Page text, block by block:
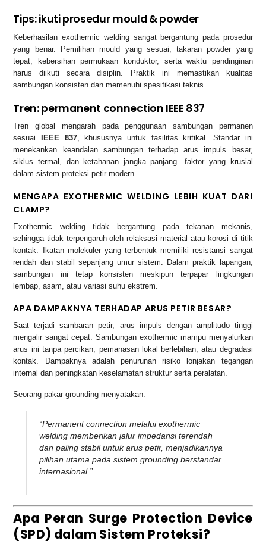
Tips: ikuti prosedur mould & powder
Keberhasilan exothermic welding sangat bergantung pada prosedur
yang benar. Pemilihan mould yang sesuai, takaran powder yang
tepat, kebersihan permukaan konduktor, serta waktu pendinginan
harus diikuti secara disiplin. Praktik ini memastikan kualitas
sambungan konsisten dan memenuhi spesifikasi teknis.
Tren: permanent connection IEEE 837
Tren global mengarah pada penggunaan sambungan permanen
sesuai
IEEE 837, khususnya untuk fasilitas kritikal. Standar ini
menekankan keandalan sambungan terhadap arus impuls besar,
siklus termal, dan ketahanan jangka panjang—faktor yang krusial
dalam sistem proteksi petir modern.
MENGAPA EXOTHERMIC WELDING LEBIH KUAT DARI
CLAMP?
Exothermic welding tidak bergantung pada tekanan mekanis,
sehingga tidak terpengaruh oleh relaksasi material atau korosi di titik
kontak. Ikatan molekuler yang terbentuk memiliki resistansi sangat
rendah dan stabil sepanjang umur sistem. Dalam praktik lapangan,
sambungan ini tetap konsisten meskipun terpapar lingkungan
lembap, asam, atau variasi suhu ekstrem.
APA DAMPAKNYA TERHADAP ARUS PETIR BESAR?
Saat terjadi sambaran petir, arus impuls dengan amplitudo tinggi
mengalir sangat cepat. Sambungan exothermic mampu menyalurkan
arus ini tanpa percikan, pemanasan lokal berlebihan, atau degradasi
kontak. Dampaknya adalah penurunan risiko lonjakan tegangan
internal dan peningkatan keselamatan struktur serta peralatan.
Seorang pakar grounding menyatakan:
“Permanent connection melalui exothermic
welding memberikan jalur impedansi terendah
dan paling stabil untuk arus petir, menjadikannya
pilihan utama pada sistem grounding berstandar
internasional.”
Apa Peran Surge Protection Device
(SPD) dalam Sistem Proteksi?